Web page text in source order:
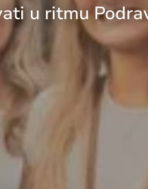
u ritmu